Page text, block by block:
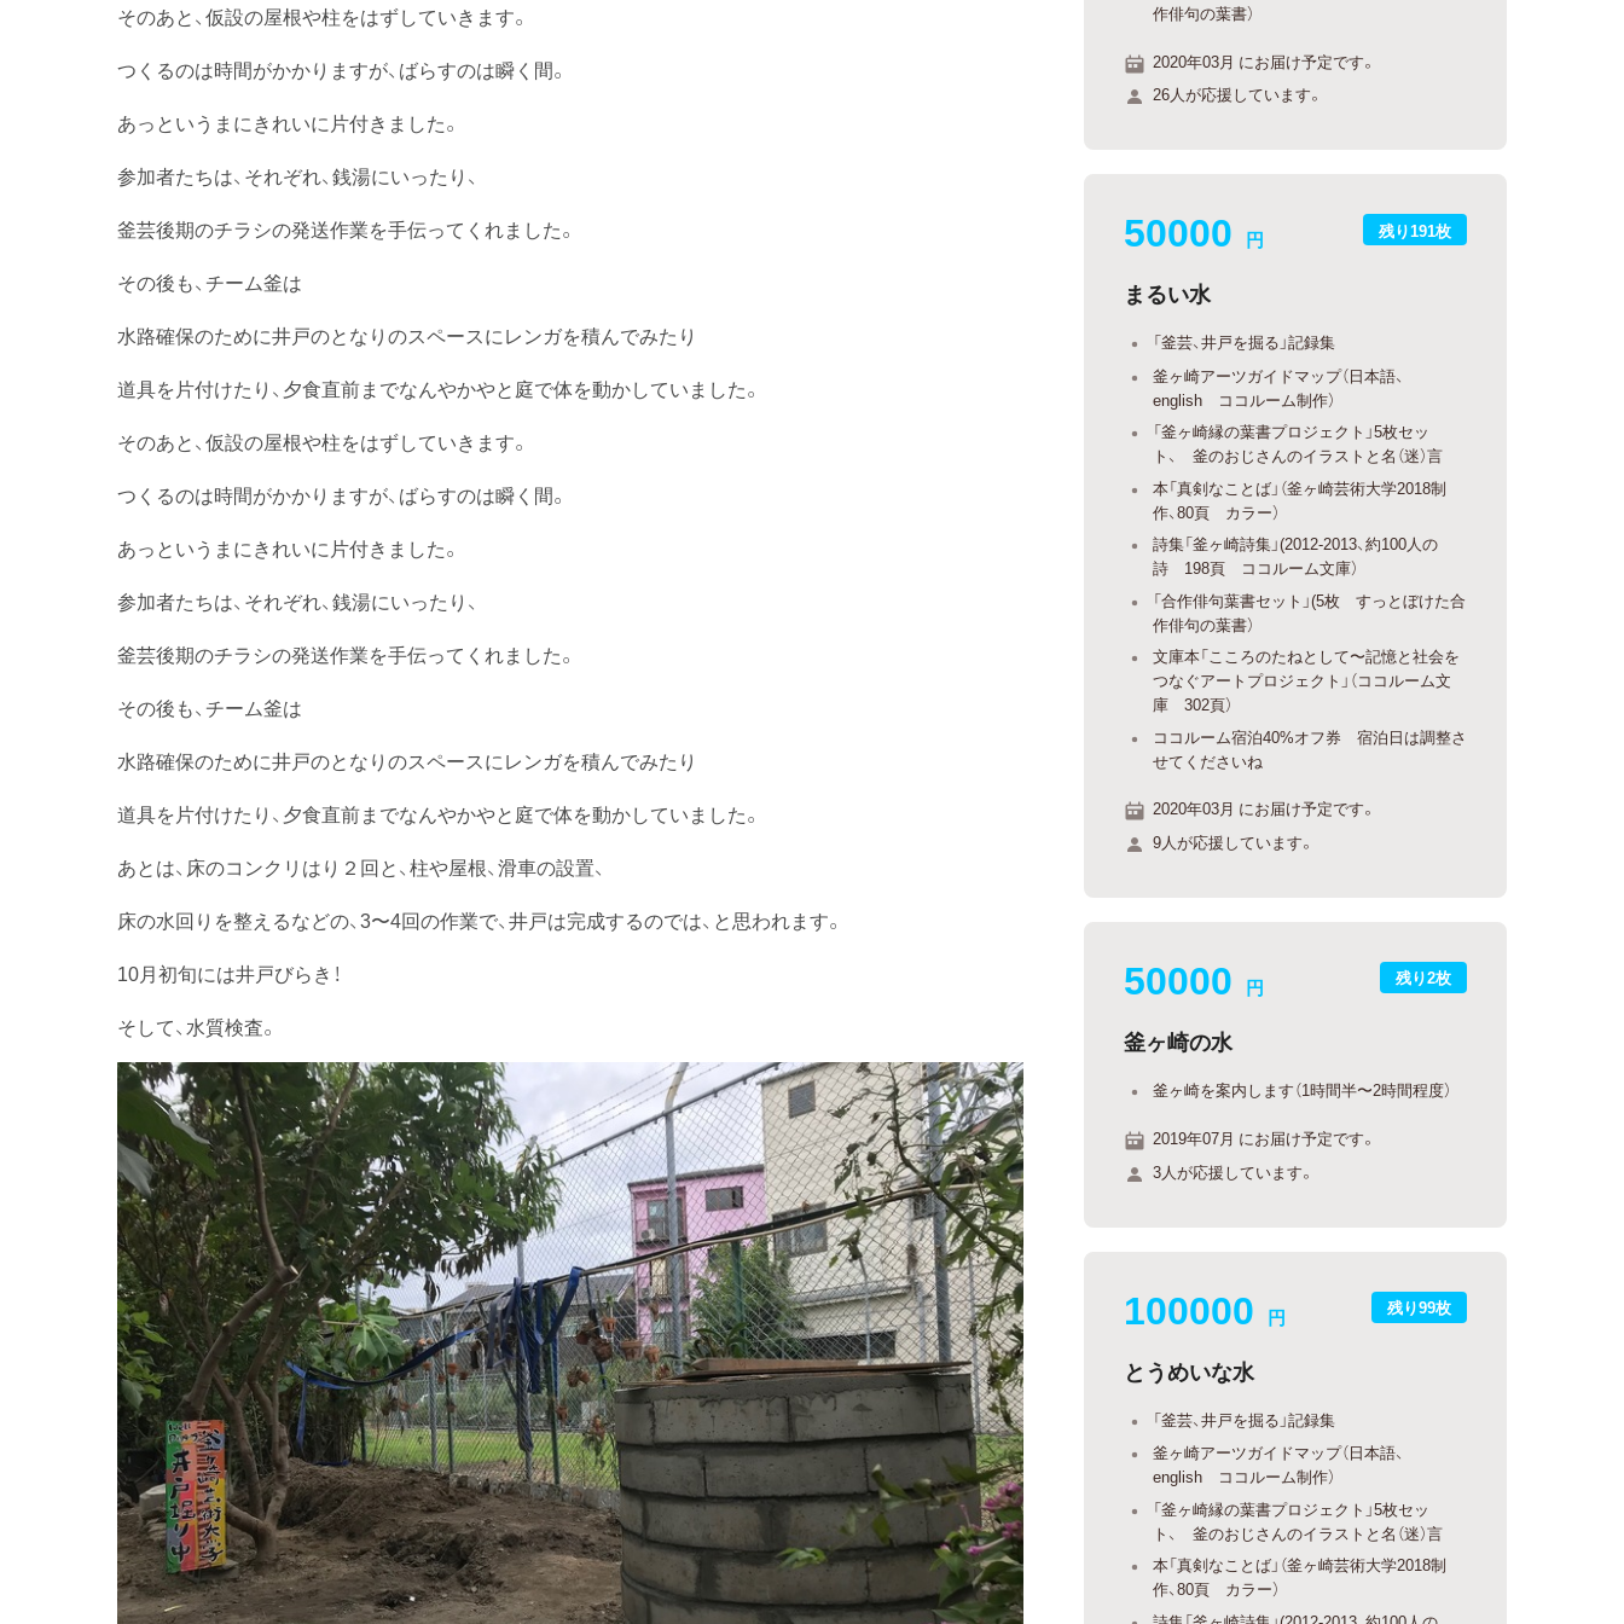
そのあと、仮設の屋根や柱をはずしていきます。
つくるのは時間がかかりますが、ばらすのは瞬く間。
あっというまにきれいに片付きました。
参加者たちは、それぞれ、銭湯にいったり、
釜芸後期のチラシの発送作業を手伝ってくれました。
その後も、チーム釜は
水路確保のために井戸のとなりのスペースにレンガを積んでみたり
道具を片付けたり、夕食直前までなんやかやと庭で体を動かしていました。
そのあと、仮設の屋根や柱をはずしていきます。
つくるのは時間がかかりますが、ばらすのは瞬く間。
あっというまにきれいに片付きました。
参加者たちは、それぞれ、銭湯にいったり、
釜芸後期のチラシの発送作業を手伝ってくれました。
その後も、チーム釜は
水路確保のために井戸のとなりのスペースにレンガを積んでみたり
道具を片付けたり、夕食直前までなんやかやと庭で体を動かしていました。
あとは、床のコンクリはり２回と、柱や屋根、滑車の設置、
床の水回りを整えるなどの、3〜4回の作業で、井戸は完成するのでは、と思われます。
10月初旬には井戸びらき！
そして、水質検査。
作俳句の葉書）
2020年03月 にお届け予定です。
26人が応援しています。
残り191枚
50000 円
まるい水
「釜芸、井戸を掘る」記録集
釜ヶ崎アーツガイドマップ（日本語、
english ココルーム制作）
「釜ヶ崎縁の葉書プロジェクト」5枚セッ
ト、 釜のおじさんのイラストと名（迷）言
本「真剣なことば」（釜ヶ崎芸術大学2018制
作、80頁 カラー）
詩集「釜ヶ崎詩集」(2012-2013、約100人の
詩 198頁 ココルーム文庫）
「合作俳句葉書セット」(5枚 すっとぼけた合
作俳句の葉書）
文庫本「こころのたねとして〜記憶と社会を
つなぐアートプロジェクト」（ココルーム文
庫 302頁）
ココルーム宿泊40%オフ券 宿泊日は調整さ
せてくださいね
2020年03月 にお届け予定です。
9人が応援しています。
残り2枚
50000 円
釜ヶ崎の水
釜ヶ崎を案内します（1時間半〜2時間程度）
2019年07月 にお届け予定です。
3人が応援しています。
残り99枚
100000 円
とうめいな水
「釜芸、井戸を掘る」記録集
釜ヶ崎アーツガイドマップ（日本語、
english ココルーム制作）
「釜ヶ崎縁の葉書プロジェクト」5枚セッ
ト、 釜のおじさんのイラストと名（迷）言
本「真剣なことば」（釜ヶ崎芸術大学2018制
作、80頁 カラー）